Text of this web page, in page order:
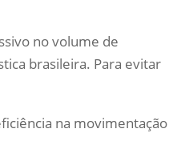
no volume de
brasileira. Para evitar
na movimentação